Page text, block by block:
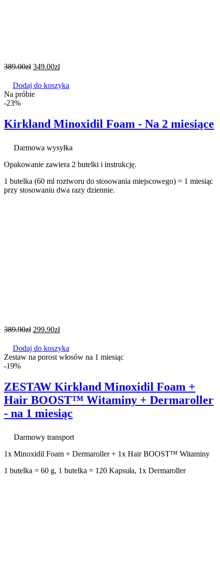
389.00zł 349.00zł
Dodaj do koszyka
Na próbie
-23%
Kirkland Minoxidil Foam - Na 2 miesiące
Darmowa wysyłka
Opakowanie zawiera 2 butelki i instrukcję.
1 butelka (60 ml roztworu do stosowania miejscowego) = 1 miesiąc
przy stosowaniu dwa razy dziennie.
389.90zł 299.90zł
Dodaj do koszyka
Zestaw na porost włosów na 1 miesiąc
-19%
ZESTAW Kirkland Minoxidil Foam +
Hair BOOST™ Witaminy + Dermaroller
- na 1 miesiąc
Darmowy transport
1x Minoxidil Foam + Dermaroller + 1x Hair BOOST™ Witaminy
1 butelka = 60 g, 1 butelka = 120 Kapsuła, 1x Dermaroller